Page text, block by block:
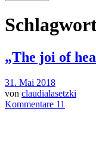
„The joi of
31. Mai 2018
von claudialasetzki
Kommentare 11